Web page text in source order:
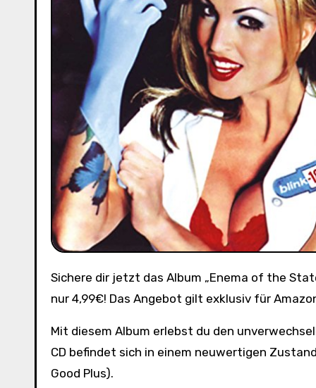
Sichere dir jetzt das Album „Enema of the State“ von Blink 182 auf CD zum absoluten Schnäppchenpreis von
nur 4,99€! Das Angebot gilt exklusiv für
Mit diesem Album erlebst du den
CD befindet sich in einem neuwertigen
Good Plus).